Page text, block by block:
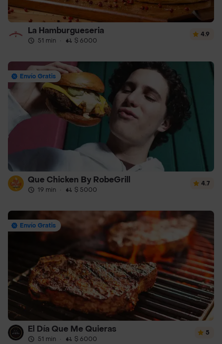
La Hamburgueseria
51 min · $ 6000
4.9
Envío Gratis
Que Chicken By RobeGrill
19 min · $ 5000
4.7
Envío Gratis
El Día Que Me Quieras
51 min · $ 6000
5